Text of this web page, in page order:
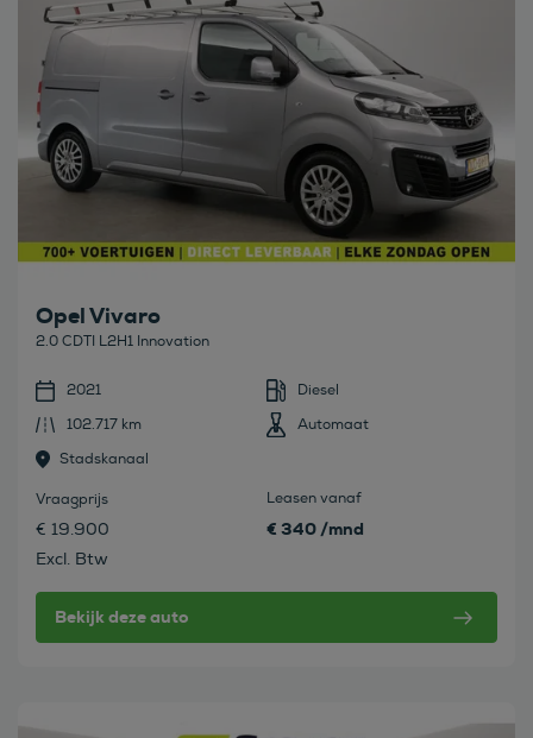
Opel Vivaro
2.0 CDTI L2H1 Innovation
2021
Diesel
102.717 km
Automaat
Stadskanaal
Vraagprijs
€ 19.900
Excl. Btw
Leasen vanaf
€ 340 /mnd
Bekijk deze auto